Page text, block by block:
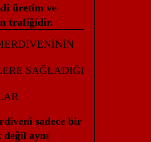
üretim ve
trafiğidir.
SAĞLADIĞI
sadece bir
aynı